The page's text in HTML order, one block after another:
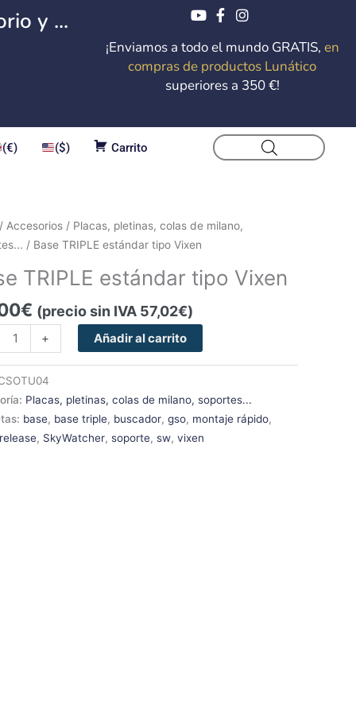
y ...
¡Enviamos a todo el mundo GRATIS, en
compras de productos Lunático
superiores a 350 €!
(€) ($) Carrito
Accesorios / Placas, pletinas, colas de milano,
/ Base TRIPLE estándar tipo Vixen
TRIPLE estándar tipo Vixen
€ (precio sin IVA 57,02€)
+
Añadir al carrito
Placas, pletinas, colas de milano, soportes...
base, base triple, buscador,gso, montaje rápido,
, SkyWatcher,soporte,sw,vixen